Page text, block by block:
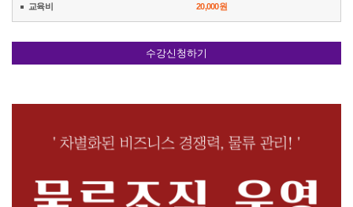
교육비 20,000원
수강신청하기